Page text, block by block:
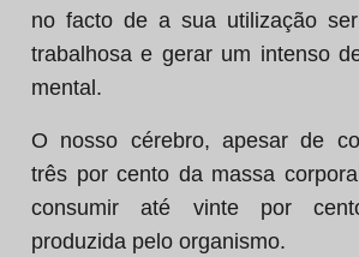
no facto de a sua utilização
trabalhosa e gerar um intenso
mental.
O nosso cérebro, apesar de
três por cento da massa
consumir até vinte por
produzida pelo organismo.